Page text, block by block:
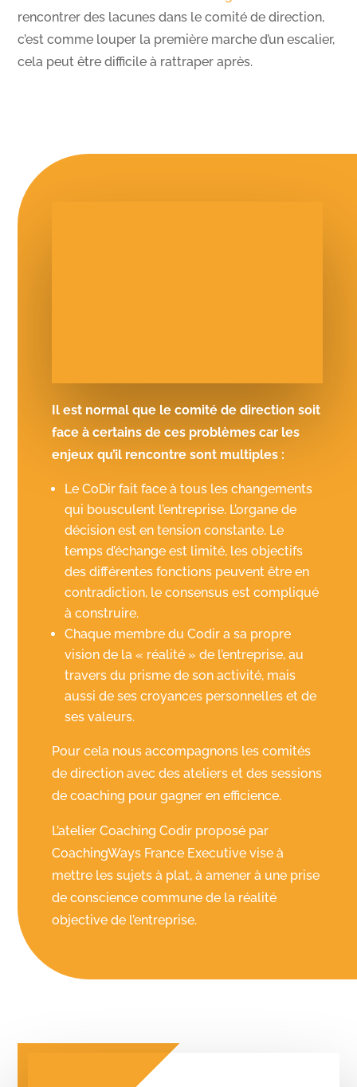
rencontrer des lacunes dans le comité de direction,
c’est comme louper la première marche d’un escalier,
cela peut être difficile à rattraper après.
Il est normal que le comité de direction soit
face à certains de ces problèmes car les
enjeux qu’il rencontre sont multiples :
Le CoDir fait face à tous les changements
qui bousculent l’entreprise. L’organe de
décision est en tension constante. Le
temps d’échange est limité, les objectifs
des différentes fonctions peuvent être en
contradiction, le consensus est compliqué
à construire.
Chaque membre du Codir a sa propre
vision de la « réalité » de l’entreprise, au
travers du prisme de son activité, mais
aussi de ses croyances personnelles et de
ses valeurs.
Pour cela nous accompagnons les comités
de direction avec des ateliers et des sessions
de coaching pour gagner en efficience.
L’atelier Coaching Codir proposé par
CoachingWays France Executive vise à
mettre les sujets à plat, à amener à une prise
de conscience commune de la réalité
objective de l’entreprise.